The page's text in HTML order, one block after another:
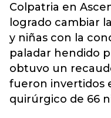
Colpatria en
logrado cambiar
y niñas con la
paladar hendido
obtuvo un
fueron invertidos
quirúrgico de 66